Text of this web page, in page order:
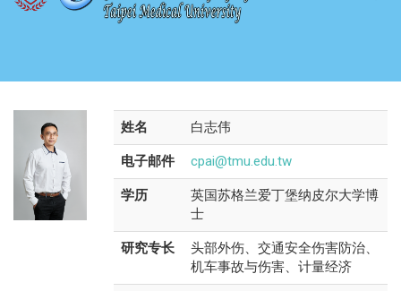
姓名 白志伟
电子邮件 cpai@tmu.edu.tw
学历
英国苏格兰爱丁堡纳皮尔大学博
士
研究专长
头部外伤、交通安全伤害防治、
机车事故与伤害、计量经济